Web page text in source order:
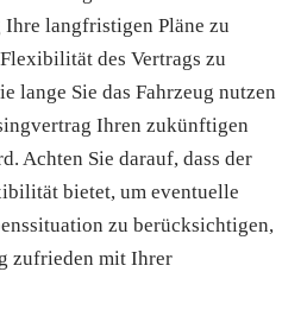
langfristigen Pläne zu
des Vertrags zu
lange Sie das Fahrzeug nutzen
Ihren zukünftigen
Achten Sie darauf, dass der
bietet, um eventuelle
zu berücksichtigen,
zufrieden mit Ihrer